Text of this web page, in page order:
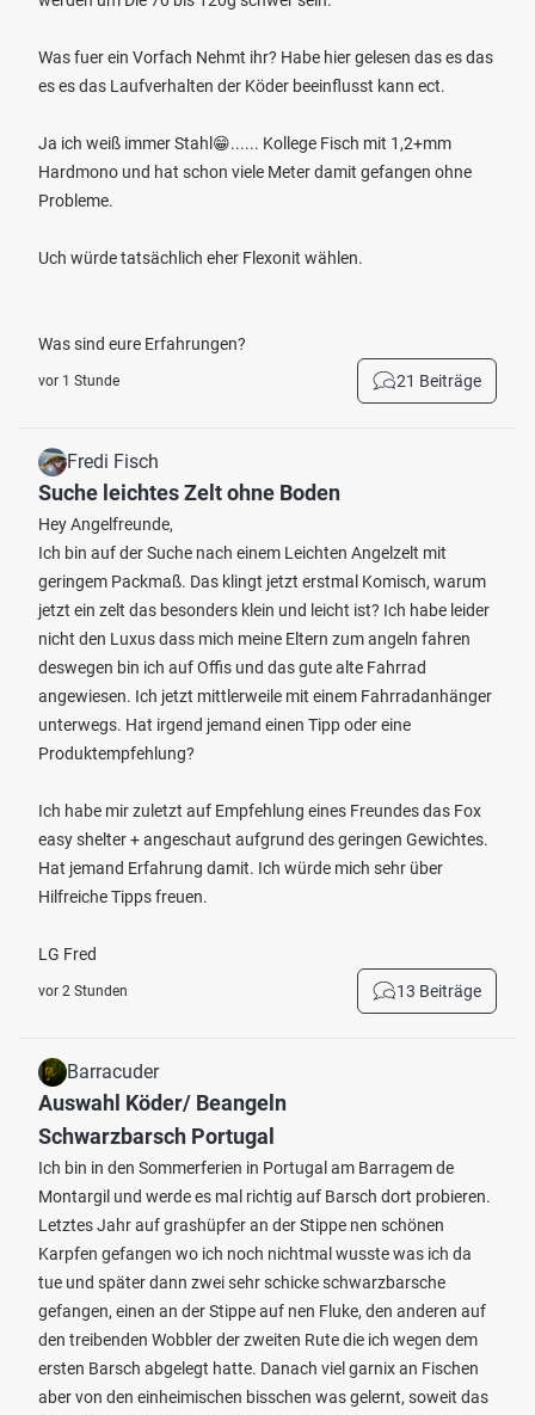
Was fuer ein Vorfach Nehmt ihr? Habe hier gelesen das es das
es es das Laufverhalten der Köder beeinflusst kann ect.
Ja ich weiß immer Stahl😁...... Kollege Fisch mit 1,2+mm
Hardmono und hat schon viele Meter damit gefangen ohne
Probleme.
Uch würde tatsächlich eher Flexonit wählen.
Was sind eure Erfahrungen?
vor 1 Stunde 21 Beiträge
Fredi Fisch
Suche leichtes Zelt ohne Boden
Hey Angelfreunde,
Ich bin auf der Suche nach einem Leichten Angelzelt mit
geringem Packmaß. Das klingt jetzt erstmal Komisch, warum
jetzt ein zelt das besonders klein und leicht ist? Ich habe leider
nicht den Luxus dass mich meine Eltern zum angeln fahren
deswegen bin ich auf Offis und das gute alte Fahrrad
angewiesen. Ich jetzt mittlerweile mit einem Fahrradanhänger
unterwegs. Hat irgend jemand einen Tipp oder eine
Produktempfehlung?
Ich habe mir zuletzt auf Empfehlung eines Freundes das Fox
easy shelter + angeschaut aufgrund des geringen Gewichtes.
Hat jemand Erfahrung damit. Ich würde mich sehr über
Hilfreiche Tipps freuen.
LG Fred
vor 2 Stunden 13 Beiträge
Barracuder
Auswahl Köder/ Beangeln
Schwarzbarsch Portugal
Ich bin in den Sommerferien in Portugal am Barragem de
Montargil und werde es mal richtig auf Barsch dort probieren.
Letztes Jahr auf grashüpfer an der Stippe nen schönen
Karpfen gefangen wo ich noch nichtmal wusste was ich da
tue und später dann zwei sehr schicke schwarzbarsche
gefangen, einen an der Stippe auf nen Fluke, den anderen auf
den treibenden Wobbler der zweiten Rute die ich wegen dem
ersten Barsch abgelegt hatte. Danach viel garnix an Fischen
aber von den einheimischen bisschen was gelernt, soweit das